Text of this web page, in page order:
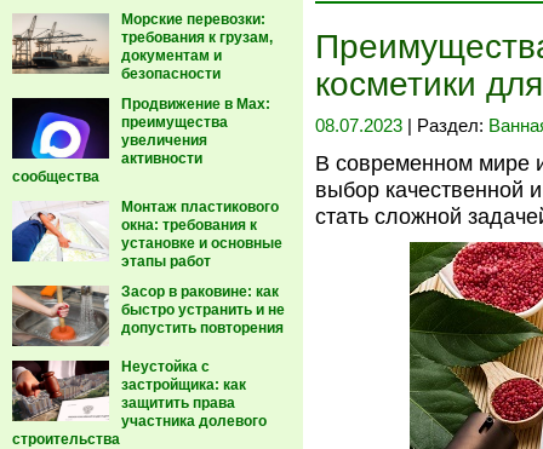
Морские перевозки:
требования к грузам,
документам и
безопасности
Продвижение в Max:
преимущества
увеличения
активности
сообщества
Монтаж пластикового
окна: требования к
установке и основные
этапы работ
Засор в раковине: как
быстро устранить и не
допустить повторения
Неустойка с
застройщика: как
защитить права
участника долевого
строительства
косметики
08.07.2023 | Раздел:
В современном мире
выбор качественной
стать сложной